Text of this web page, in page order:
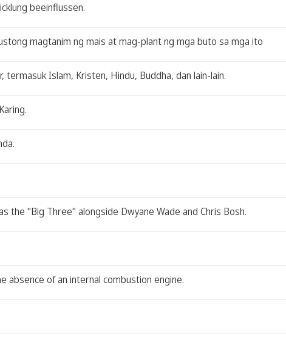
beeinflussen.
magtanim ng mais at mag-plant ng mga buto sa mga ito
Islam, Kristen, Hindu, Buddha, dan lain-lain.
"Big Three" alongside Dwyane Wade and Chris Bosh.
absence of an internal combustion engine.